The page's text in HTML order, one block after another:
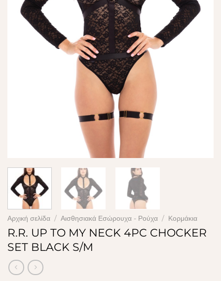
Αρχική σελίδα / Αισθησιακά Εσώρουχα - Ρούχα / Κορμάκια
R.R. UP TO MY NECK 4PC CHOCKER
SET BLACK S/M